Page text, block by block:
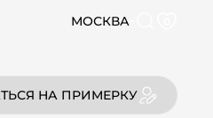
МОСКВА
НА ПРИМЕРКУ